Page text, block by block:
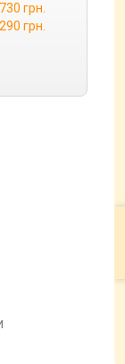
грн.
грн.